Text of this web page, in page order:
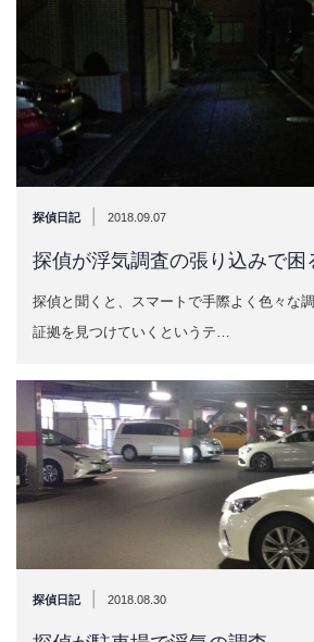
探偵日記 2018.09.07
探偵が浮気調査の張り込みで困
探偵と聞くと、スマートで手際よく色々な
証拠を見つけていくというテ…
探偵日記 | 2018.08.30